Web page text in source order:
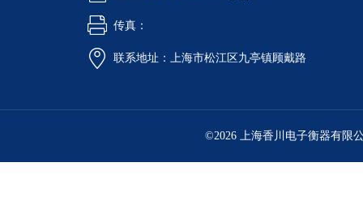
传真：
联系地址：上海市松江区九亭镇顾戴路
©2026 上海香川电子衡器有限